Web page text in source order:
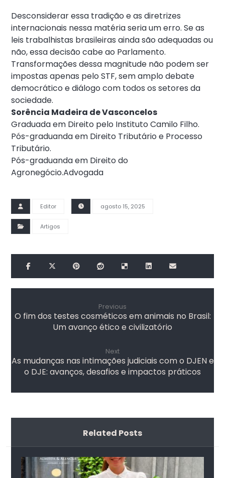
Desconsiderar essa tradição e as diretrizes
internacionais nessa matéria seria um erro. Se as
leis trabalhistas brasileiras ainda são adequadas ou
não, essa decisão cabe ao Parlamento.
Transformações dessa magnitude não podem ser
impostas apenas pelo STF, sem amplo debate
democrático e diálogo com todos os setores da
sociedade.
Sorência Madeira de Vasconcelos
Graduada em Direito pelo Instituto Camilo Filho.
Pós-graduanda em Direito Tributário e Processo
Tributário.
Pós-graduanda em Direito do
Agronegócio.Advogada
Editor agosto 15, 2025
Artigos
Previous
O fim dos testes cosméticos em animais no Brasil:
Um avanço ético e civilizatório
Next
As mudanças nas intimações judiciais com o DJEN e
o DJE: avanços, desafios e impactos práticos
Related Posts